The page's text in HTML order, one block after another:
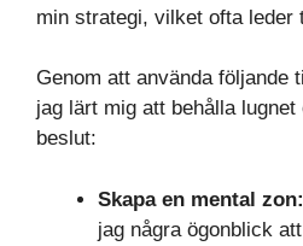
min strategi, vilket ofta leder
Genom att använda följande
jag lärt mig att behålla
beslut:
Skapa en mental zon:
jag några ögonblick